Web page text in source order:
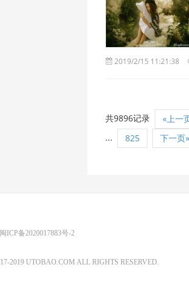
2019/2/15 11:21:38
共9896记录
«上一
...
825 下一页»
闽ICP备2020017883号-2
2019 UTOBAO.COM ALL RIGHTS RESERVED.